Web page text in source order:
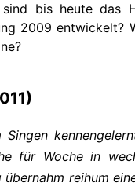
bis heute das
2009 entwickelt?
für Woche in
reihum